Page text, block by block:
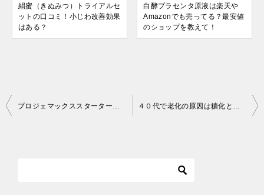
絹蜜（きぬみつ）トライアルセ
ットの口コミ！小じわ改善効果
はある？
白酵プラセンタ原液は楽天や
Amazonでも売ってる？最安値
のショップを教えて！
投
プロジェマックススターターセットはドラッグストア（薬局）でも購入できる？ ４０代で老化の原因は糖化と酸化！違いとエイジングケアのコツ